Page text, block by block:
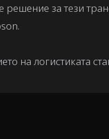
решение за тези
на логистиката